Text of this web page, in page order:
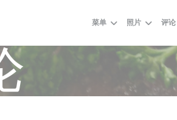
菜单 照片 评论